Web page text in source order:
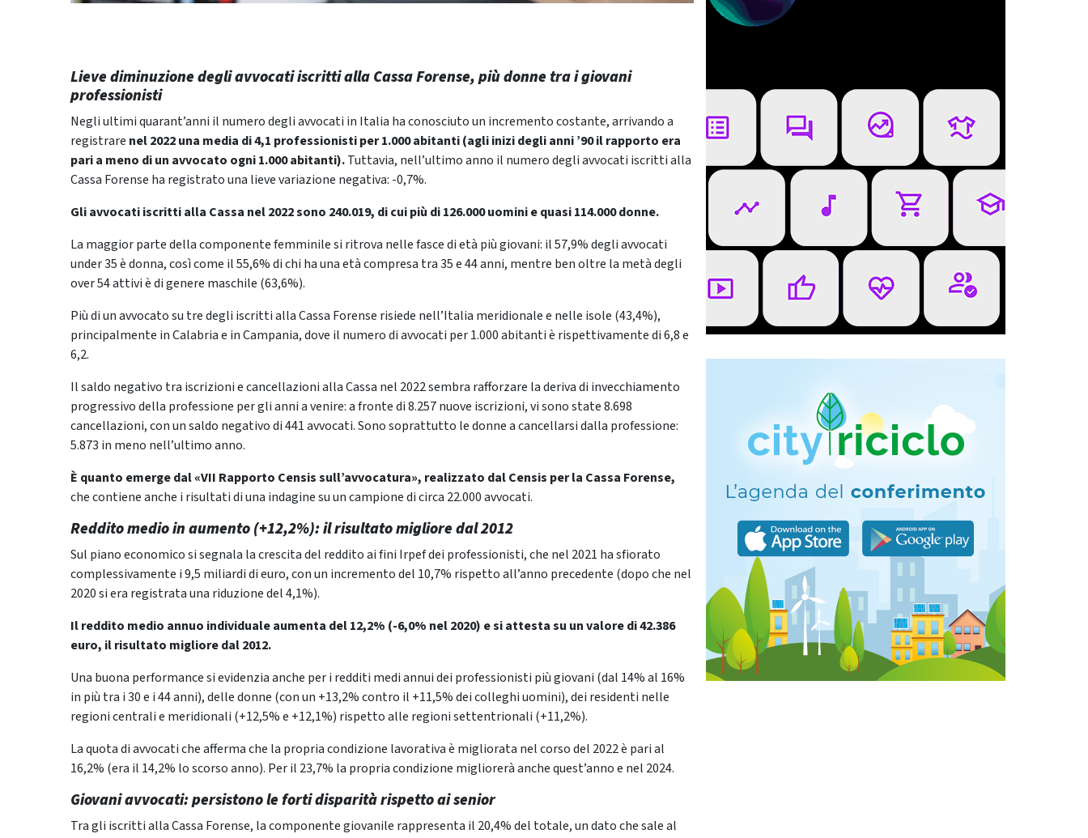
Lieve diminuzione degli avvocati iscritti alla Cassa Forense, più donne tra i giovani
professionisti
Negli ultimi quarant’anni il numero degli avvocati in Italia ha conosciuto un incremento costante, arrivando a
registrare nel 2022 una media di 4,1 professionisti per 1.000 abitanti (agli inizi degli anni ’90 il rapporto era
pari a meno di un avvocato ogni 1.000 abitanti).Tuttavia, nell’ultimo anno il numero degli avvocati iscritti alla
Cassa Forense ha registrato una lieve variazione negativa: -0,7%.
Gli avvocati iscritti alla Cassa nel 2022 sono 240.019, di cui più di 126.000 uomini e quasi 114.000 donne.
La maggior parte della componente femminile si ritrova nelle fasce di età più giovani: il 57,9% degli avvocati
under 35 è donna, così come il 55,6% di chi ha una età compresa tra 35 e 44 anni, mentre ben oltre la metà degli
over 54 attivi è di genere maschile (63,6%).
Più di un avvocato su tre degli iscritti alla Cassa Forense risiede nell’Italia meridionale e nelle isole (43,4%),
principalmente in Calabria e in Campania, dove il numero di avvocati per 1.000 abitanti è rispettivamente di 6,8 e
6,2.
Il saldo negativo tra iscrizioni e cancellazioni alla Cassa nel 2022 sembra rafforzare la deriva di invecchiamento
progressivo della professione per gli anni a venire: a fronte di 8.257 nuove iscrizioni, vi sono state 8.698
cancellazioni, con un saldo negativo di 441 avvocati. Sono soprattutto le donne a cancellarsi dalla professione:
5.873 in meno nell’ultimo anno.
È quanto emerge dal «VII Rapporto Censis sull’avvocatura», realizzato dal Censis per la Cassa Forense,
che contiene anche i risultati di una indagine su un campione di circa 22.000 avvocati.
Reddito medio in aumento (+12,2%): il risultato migliore dal 2012
Sul piano economico si segnala la crescita del reddito ai fini Irpef dei professionisti, che nel 2021 ha sfiorato
complessivamente i 9,5 miliardi di euro, con un incremento del 10,7% rispetto all’anno precedente (dopo che nel
2020 si era registrata una riduzione del 4,1%).
Il reddito medio annuo individuale aumenta del 12,2% (-6,0% nel 2020) e si attesta su un valore di 42.386
euro, il risultato migliore dal 2012.
Una buona performance si evidenzia anche per i redditi medi annui dei professionisti più giovani (dal 14% al 16%
in più tra i 30 e i 44 anni), delle donne (con un +13,2% contro il +11,5% dei colleghi uomini), dei residenti nelle
regioni centrali e meridionali (+12,5% e +12,1%) rispetto alle regioni settentrionali (+11,2%).
La quota di avvocati che afferma che la propria condizione lavorativa è migliorata nel corso del 2022 è pari al
16,2% (era il 14,2% lo scorso anno). Per il 23,7% la propria condizione migliorerà anche quest’anno e nel 2024.
Giovani avvocati: persistono le forti disparità rispetto ai senior
Tra gli iscritti alla Cassa Forense, la componente giovanile rappresenta il 20,4% del totale, un dato che sale al